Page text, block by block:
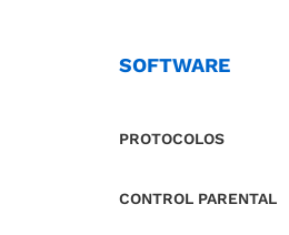
SOFTWARE
PROTOCOLOS
CONTROL PARENTAL